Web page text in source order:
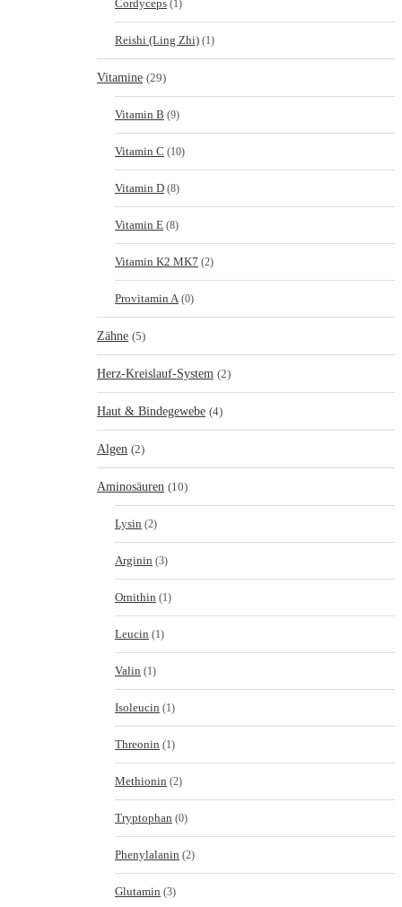
Cordyceps (1)
Reishi (Ling Zhi) (1)
Vitamine (29)
Vitamin B (9)
Vitamin C (10)
Vitamin D (8)
Vitamin E (8)
Vitamin K2 MK7 (2)
Provitamin A (0)
Zähne (5)
Herz-Kreislauf-System (2)
Haut & Bindegewebe (4)
Algen (2)
Aminosäuren (10)
Lysin (2)
Arginin (3)
Ornithin (1)
Leucin (1)
Valin (1)
Isoleucin (1)
Threonin (1)
Methionin (2)
Tryptophan (0)
Phenylalanin (2)
Glutamin (3)